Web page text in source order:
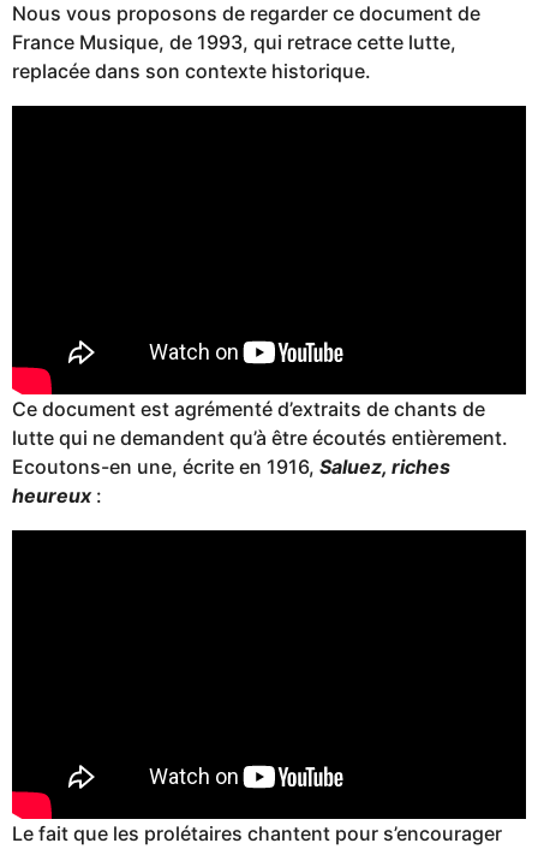
Nous vous proposons de regarder ce document de
France Musique, de 1993, qui retrace cette lutte,
replacée dans son contexte historique.
Ce document est agrémenté d’extraits de chants de
lutte qui ne demandent qu’à être écoutés entièrement.
Ecoutons-en une, écrite en 1916, Saluez, riches
heureux:
Le fait que les prolétaires chantent pour s’encourager